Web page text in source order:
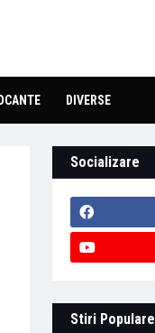
DIVERSE
Socializare
Stiri Populare